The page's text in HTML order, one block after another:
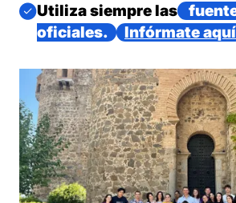
Imagen
Utiliza siempre las
oficiales.
Infórmate aquí